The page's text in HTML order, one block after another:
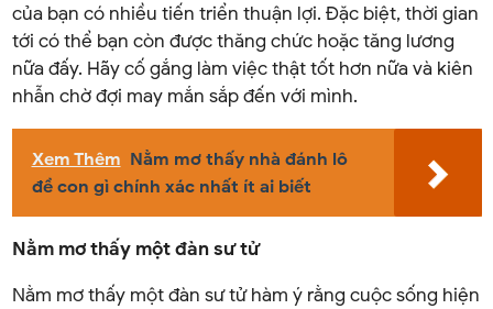
của bạn có nhiều tiến triển thuận lợi. Đặc biệt, thời gian
tới có thể bạn còn được thăng chức hoặc tăng lương
nữa đấy. Hãy cố gắng làm việc thật tốt hơn nữa và kiên
nhẫn chờ đợi may mắn sắp đến với mình.
Xem Thêm Nằm mơ thấy nhà đánh lô
đề con gì chính xác nhất ít ai biết
Nằm mơ thấy một đàn sư tử
Nằm mơ thấy một đàn sư tử hàm ý rằng cuộc sống hiện